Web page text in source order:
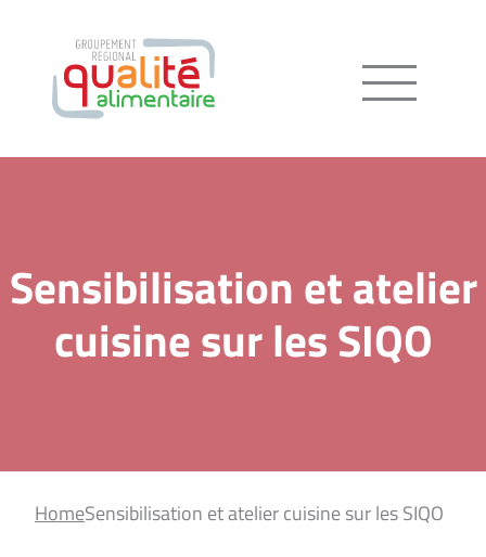
Menu
Sensibilisation et atelier
cuisine sur les SIQO
HomeSensibilisation et atelier cuisine sur les SIQO